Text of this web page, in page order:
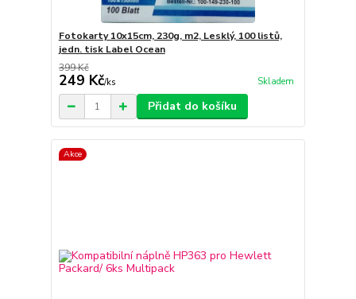
Fotokarty 10x15cm, 230g, m2, Lesklý, 100 listů,
jedn. tisk Label Ocean
399 Kč
249 Kč/ks Skladem
Přidat do košíku
Akce